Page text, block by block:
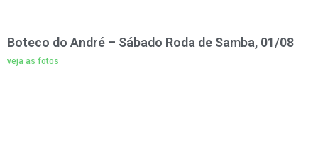
Boteco do André – Sábado Roda de Samba, 01/08
veja as fotos